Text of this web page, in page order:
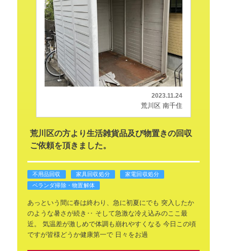
2023.11.24
荒川区 南千住
荒川区の方より生活雑貨品及び物置きの回収
ご依頼を頂きました。
不用品回収 家具回収処分
家電回収処分
ベランダ掃除・物置解体
あっという間に春は終わり、急に初夏にでも 突入したか
のような暑さが続き‥ そして急激な冷え込みのここ最
近。
気温差が激しめで体調も崩れやすくなる 今日この頃
ですが皆様どうか健康第一で日々をお過